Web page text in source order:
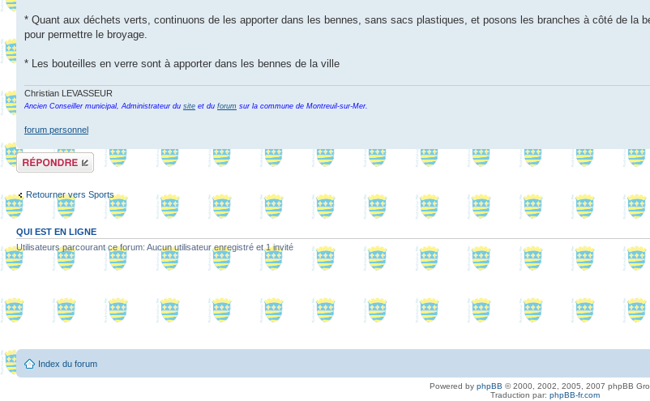
* Quant aux déchets verts, continuons de les apporter dans les bennes, sans sacs plastiques, et posons les branches à côté de la
pour permettre le broyage.
* Les bouteilles en verre sont à apporter dans les bennes de la ville
Christian LEVASSEUR
Ancien Conseiller municipal, Administrateur du site et du forum sur la commune de Montreuil-sur-Mer.
forum personnel
Répondre
Retourner vers Sports
QUI EST EN LIGNE
Utilisateurs parcourant ce forum: Aucun utilisateur enregistré et 1 invité
Index du forum
Powered by phpBB © 2000, 2002, 2005, 2007 phpBB
Traduction par: phpBB-fr.com